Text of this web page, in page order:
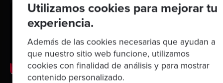
Utilizamos cookies para mejorar tu
experiencia.
Además de las cookies necesarias que ayudan a
que nuestro sitio web funcione, utilizamos
cookies con finalidad de análisis y para mostrar
contenido personalizado.